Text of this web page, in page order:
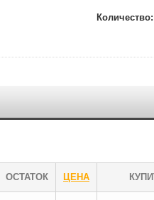
Количество:
ОСТАТОК ЦЕНА